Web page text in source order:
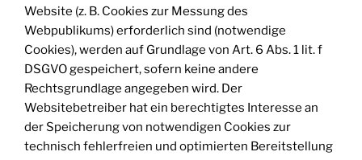
Website (z. B. Cookies zur Messung des
Webpublikums) erforderlich sind (notwendige
Cookies), werden auf Grundlage von Art. 6 Abs. 1 lit. f
DSGVO gespeichert, sofern keine andere
Rechtsgrundlage angegeben wird. Der
Websitebetreiber hat ein berechtigtes Interesse an
der Speicherung von notwendigen Cookies zur
technisch fehlerfreien und optimierten Bereitstellung